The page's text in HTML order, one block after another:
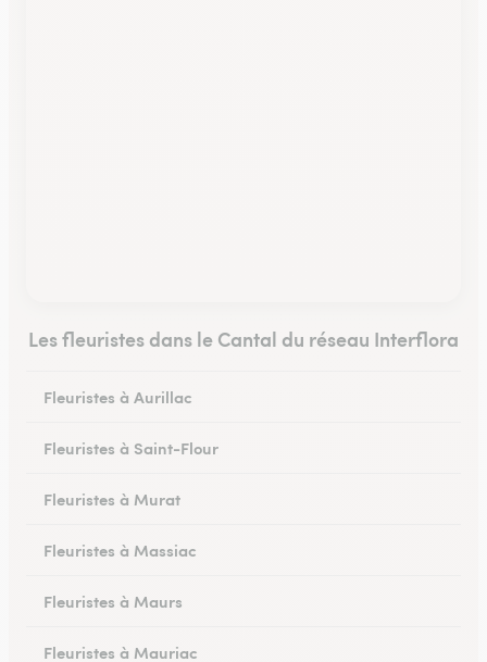
Les fleuristes dans le Cantal du réseau Interflora
Fleuristes à Aurillac
Fleuristes à Saint-Flour
Fleuristes à Murat
Fleuristes à Massiac
Fleuristes à Maurs
Fleuristes à Mauriac